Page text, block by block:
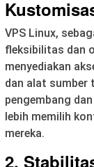
VPS Linux,
fleksibilitas dan
menyediakan
dan alat sumber
pengembang
lebih memilih
mereka.
2.